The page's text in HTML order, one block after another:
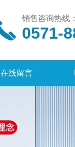
销售咨询热线：
0571-
在线留言